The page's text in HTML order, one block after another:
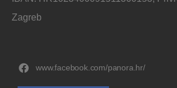
Zagreb
www.facebook.com/panora.hr/